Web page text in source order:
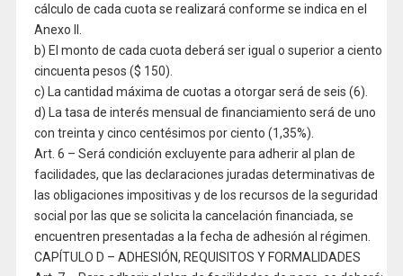
cálculo de cada cuota se realizará conforme se indica en el
Anexo II.
b) El monto de cada cuota deberá ser igual o superior a ciento
cincuenta pesos ($ 150).
c) La cantidad máxima de cuotas a otorgar será de seis (6).
d) La tasa de interés mensual de financiamiento será de uno
con treinta y cinco centésimos por ciento (1,35%).
Art. 6 – Será condición excluyente para adherir al plan de
facilidades, que las declaraciones juradas determinativas de
las obligaciones impositivas y de los recursos de la seguridad
social por las que se solicita la cancelación financiada, se
encuentren presentadas a la fecha de adhesión al régimen.
CAPÍTULO D – ADHESIÓN, REQUISITOS Y FORMALIDADES